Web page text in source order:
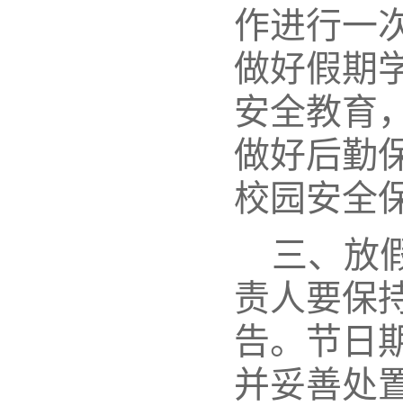
作进行一
做好假期
安全教育
做好后勤
校园安全
三、放
责人要保
告。节日
并妥善处